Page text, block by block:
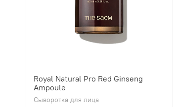
Royal Natural Pro Red Ginseng
Ampoule
Сыворотка для лица